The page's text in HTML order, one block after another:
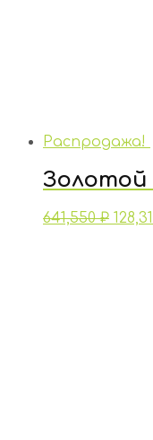
Распродажа!
Золотой
641,550₽